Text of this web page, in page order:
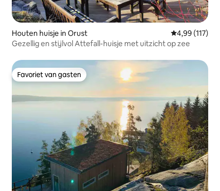
Houten huisje in Orust Gemiddelde
4,99 (117)
Gezellig en stijlvol Attefall-huisje met uitzicht op zee
Favoriet van gasten
Favoriet van gasten